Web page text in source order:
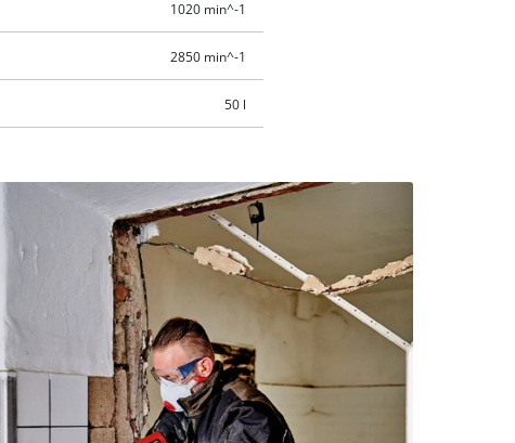
1020 min^-1
2850 min^-1
50 l